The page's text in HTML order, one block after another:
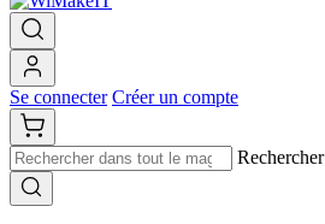
Se connecter Créer un compte
Rechercher